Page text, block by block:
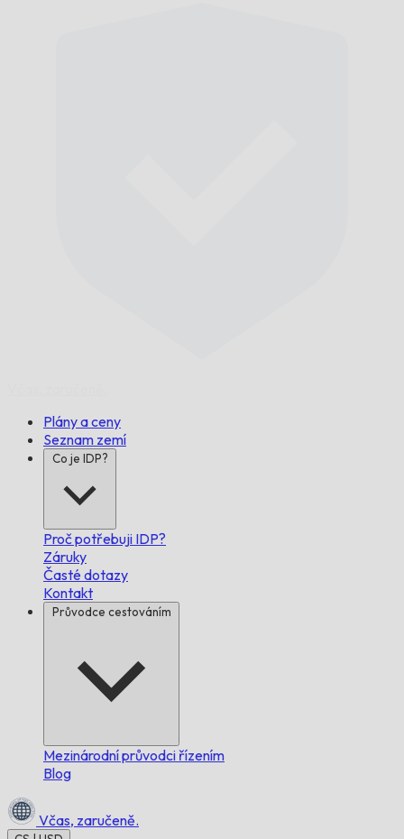
Plány a ceny
Seznam zemí
Co je IDP?
Proč potřebuji IDP?
Záruky
Časté dotazy
Kontakt
Průvodce cestováním
Mezinárodní průvodci řízením
Blog
Včas, zaručeně.